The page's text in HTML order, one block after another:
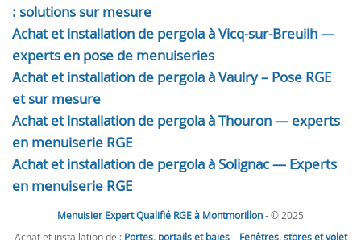
: solutions sur mesure
Achat et installation de pergola à Vicq-sur-Breuilh —
experts en pose de menuiseries
Achat et installation de pergola à Vaulry – Pose RGE
et sur mesure
Achat et installation de pergola à Thouron — experts
en menuiserie RGE
Achat et installation de pergola à Solignac — Experts
en menuiserie RGE
Menuisier Expert Qualifié RGE à Montmorillon- © 2025
Achat et installation de : Portes, portails et baies– Fenêtres, stores et volet